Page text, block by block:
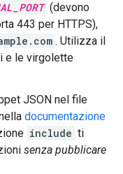
(devono
443 per HTTPS),
. Utilizza il
e le virgolette
JSON nel file
documentazione
include ti
senza pubblicare